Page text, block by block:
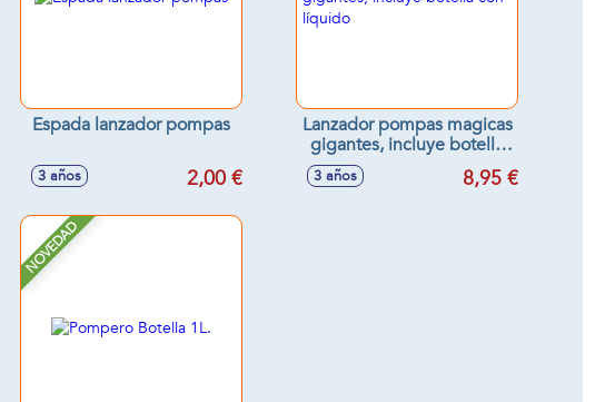
Espada lanzador pompas
3 años 2,00 €
Lanzador pompas magicas
gigantes, incluye botella
con líquido
3 años 8,95 €
NOVEDAD